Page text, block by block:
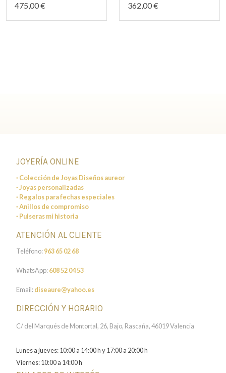
475,00 €
362,00 €
JOYERÍA ONLINE
· Colección de Joyas Diseños aureor
· Joyas personalizadas
· Regalos para fechas especiales
· Anillos de compromiso
· Pulseras mi historia
ATENCIÓN AL CLIENTE
Teléfono:963 65 02 68
WhatsApp:608 52 04 53
Email:diseaure@yahoo.es
DIRECCIÓN Y HORARIO
C/ del Marqués de Montortal, 26, Bajo, Rascaña, 46019 Valencia
Lunes a jueves: 10:00 a 14:00 h y 17:00 a 20:00 h
Viernes: 10:00 a 14:00 h